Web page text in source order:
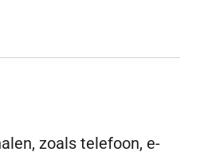
zoals telefoon, e-